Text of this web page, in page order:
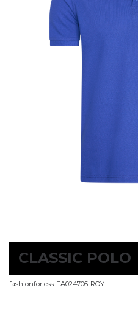
CLASSIC POLO
fashionforless-FA024706-ROY